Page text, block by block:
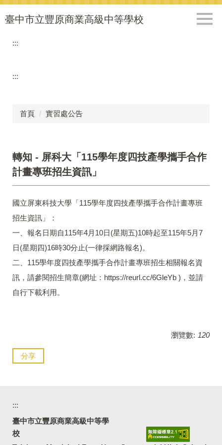
跳
到
臺中市立豐原商業高級中等學校
:::
:::
首頁 實習處公告
轉知 - 屏科大「115學年度四技產學攜手合作
計畫專班招生資訊」
國立屏東科技大學「115學年度四技產學攜手合作計畫專班
招生資訊」：
一、報名日期自115年4月10日(星期五)10時起至115年5月7
日(星期四)16時30分止(一律採網路報名)。
二、115學年度四技產學攜手合作計畫專班招生相關報名資
訊，請參閱招生簡章(網址：https://reurl.cc/6GleYb )，並請
自行下載利用。
瀏覽數: 120
分享
:::
臺中市立豐原商業高級中等學
校